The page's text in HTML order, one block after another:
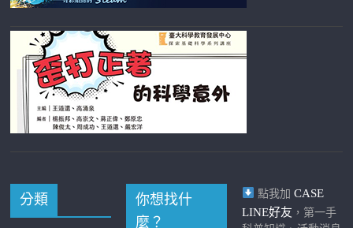
分類
你想找什
麼？
點我加 CASE
LINE好友 ，第一手